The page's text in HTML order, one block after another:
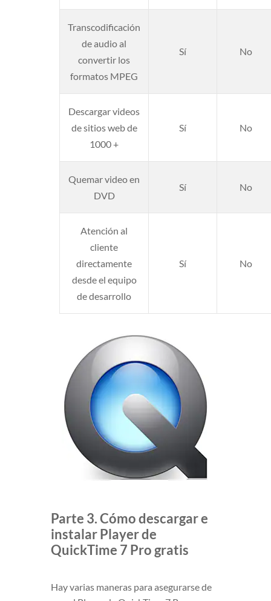
Transcodificación
de audio al
convertir los
formatos MPEG
Sí No
Descargar videos
de sitios web de
1000 +
Sí No
Quemar video en
DVD
Sí No
Atención al
cliente
directamente
desde el equipo
de desarrollo
Sí No
Parte 3. Cómo descargar e
instalar Player de
QuickTime 7 Pro gratis
Hay varias maneras para asegurarse de